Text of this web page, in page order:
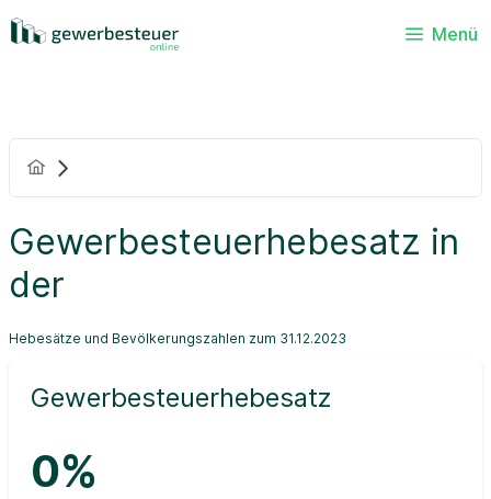
Menü
Gewerbesteuerhebesatz in
der
Hebesätze und Bevölkerungszahlen zum 31.12.2023
Gewerbesteuerhebesatz
0%